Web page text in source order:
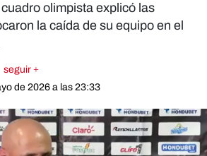
olimpista explicó las
la caída de su equipo en el
seguir +
de 2026 a las 23:33